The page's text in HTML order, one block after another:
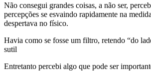
Não consegui grandes coisas, a não ser,
percepções se esvaindo rapidamente na
despertava no físico.
Havia como se fosse um filtro, retendo “do
sutil
Entretanto percebi algo que pode ser